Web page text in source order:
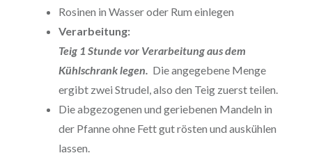
Rosinen in Wasser oder Rum einlegen
Verarbeitung:
Teig 1 Stunde vor Verarbeitung aus dem
Kühlschrank legen. Die angegebene Menge
ergibt zwei Strudel, also den Teig zuerst teilen.
Die abgezogenen und geriebenen Mandeln in
der Pfanne ohne Fett gut rösten und auskühlen
lassen.